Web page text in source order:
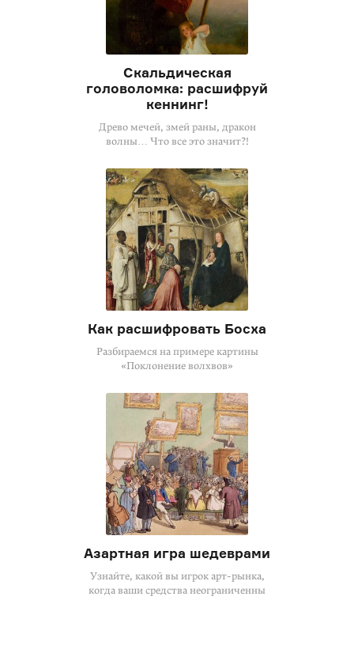
Скальдическая
головоломка: расшифруй
кеннинг!
Древо мечей, змей раны, дракон
волны… Что все это значит?!
Как расшифровать Босха
Разбираемся на примере картины
«Поклонение волхвов»
Азартная игра шедеврами
Узнайте, какой вы игрок арт-рынка,
когда ваши средства неограниченны